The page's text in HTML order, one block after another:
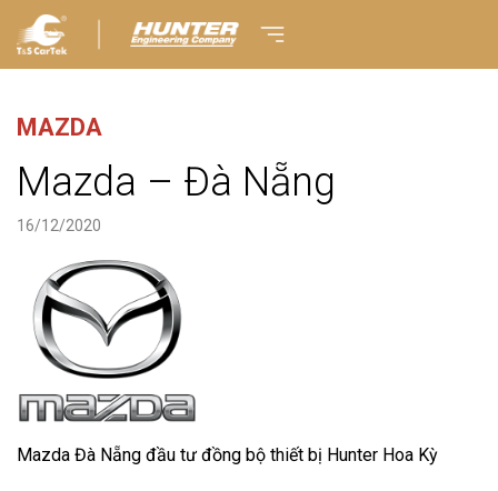
MAZDA
Mazda – Đà Nẵng
16/12/2020
Mazda Đà Nẵng đầu tư đồng bộ thiết bị Hunter Hoa Kỳ